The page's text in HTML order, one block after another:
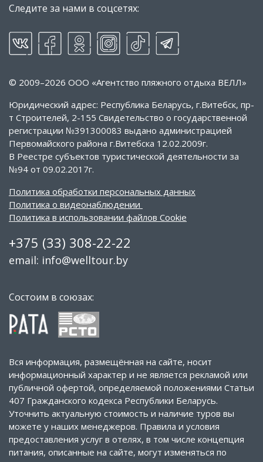
Следите за нами в соцсетях:
© 2009–2026 ООО «Агентство пляжного отдыха ВЕЛЛ»
Юридический адрес: Республика Беларусь, г.Витебск, пр-
т Строителей, 2-155 Свидетельство о государственной
регистрации №391300083 выдано администрацией
Первомайского района г.Витебска 12.02.2009г.
В Реестре субъектов туристической деятельности за
№94 от 09.02.2017г.
Политика обработки персональных данных
Политика о видеонаблюдении
Политика в использовании файлов Cookie
+375 (33) 308-22-22
email: info@welltour.by
Состоим в союзах:
Вся информация, размещённая на сайте, носит
информационный характер и не является рекламой или
публичной офертой, определяемой положениями Статьи
407 Гражданского кодекса Республики Беларусь.
Уточнить актуальную стоимость и наличие туров вы
можете у наших менеджеров. Правила и условия
предоставления услуг в отелях, в том числе концепция
питания, описанные на сайте, могут изменяться по